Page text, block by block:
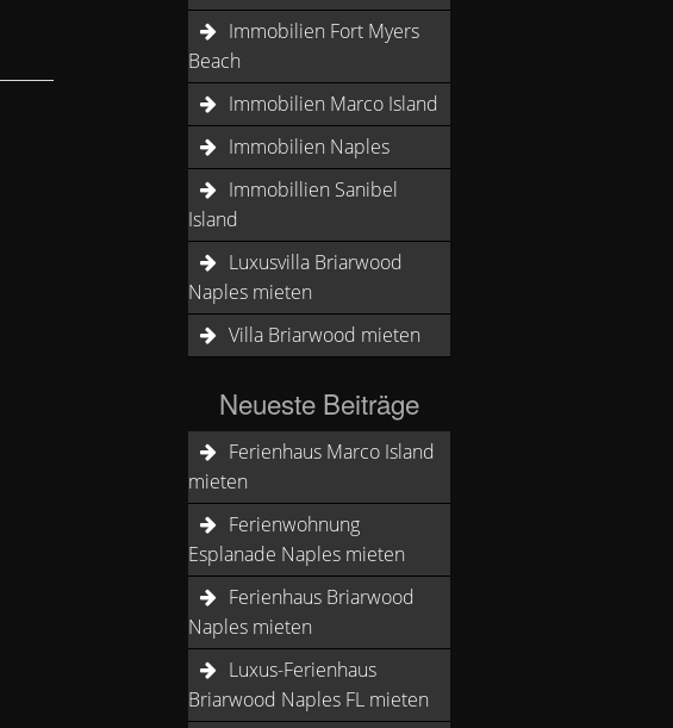
Immobilien Fort Myers
Beach
Immobilien Marco Island
Immobilien Naples
Immobillien Sanibel
Island
Luxusvilla Briarwood
Naples mieten
Villa Briarwood mieten
Neueste Beiträge
Ferienhaus Marco Island
mieten
Ferienwohnung
Esplanade Naples mieten
Ferienhaus Briarwood
Naples mieten
Luxus-Ferienhaus
Briarwood Naples FL mieten